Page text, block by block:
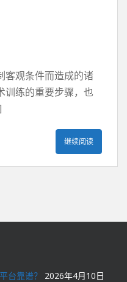
客观条件而造成的诸
训练的重要步骤，也
继续阅读
台靠谱？ 2026年4月10日